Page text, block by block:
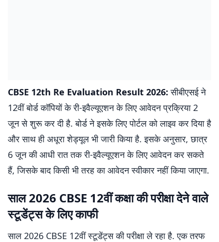
CBSE 12th Re Evaluation Result 2026:सीबीएसई ने
12वीं बोर्ड कॉपियों के री-इवैल्यूएशन के लिए आवेदन प्रक्रिया 2
जून से शुरू कर दी है. बोर्ड ने इसके लिए पोर्टल को लाइव कर दिया है
और साथ ही अधूरा शेड्यूल भी जारी किया है. इसके अनुसार, छात्र
6 जून की आधी रात तक री-इवैल्यूएशन के लिए आवेदन कर सकते
हैं, जिसके बाद किसी भी तरह का आवेदन स्वीकार नहीं किया जाएगा.
साल 2026 CBSE 12वीं कक्षा की परीक्षा देने वाले
स्टूडेंट्स के लिए काफी
साल 2026 CBSE 12वीं स्टूडेंट्स की परीक्षा ले रहा है. एक तरफ